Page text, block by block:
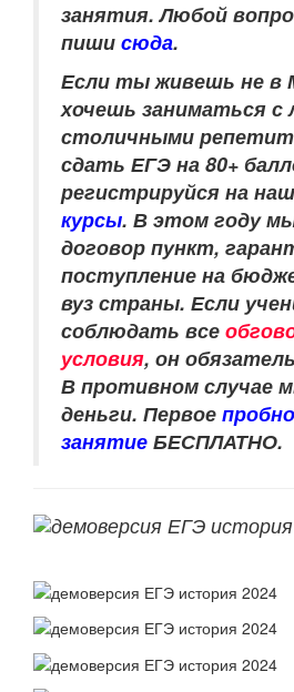
занятия. Любой
пиши сюда.
Если ты живешь не в
хочешь заниматься с
столичными
сдать ЕГЭ на 80+
регистрируйся на
курсы. В этом году
договор пункт,
поступление на
вуз страны. Если
соблюдать все
условия, он
В противном случае
деньги. Первое
занятие БЕСПЛАТНО.